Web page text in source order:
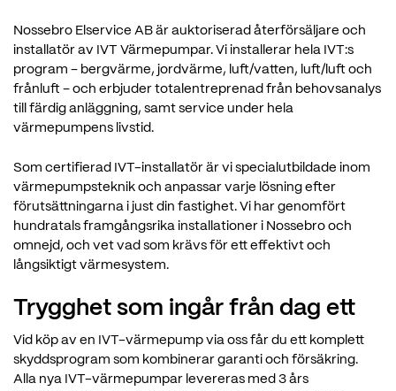
Nossebro Elservice AB är auktoriserad återförsäljare och
installatör av IVT Värmepumpar. Vi installerar hela IVT:s
program – bergvärme, jordvärme, luft/vatten, luft/luft och
frånluft – och erbjuder totalentreprenad från behovsanalys
till färdig anläggning, samt service under hela
värmepumpens livstid.
Som certifierad IVT-installatör är vi specialutbildade inom
värmepumpsteknik och anpassar varje lösning efter
förutsättningarna i just din fastighet. Vi har genomfört
hundratals framgångsrika installationer i Nossebro och
omnejd, och vet vad som krävs för ett effektivt och
långsiktigt värmesystem.
Trygghet som ingår från dag ett
Vid köp av en IVT-värmepump via oss får du ett komplett
skyddsprogram som kombinerar garanti och försäkring.
Alla nya IVT-värmepumpar levereras med 3 års